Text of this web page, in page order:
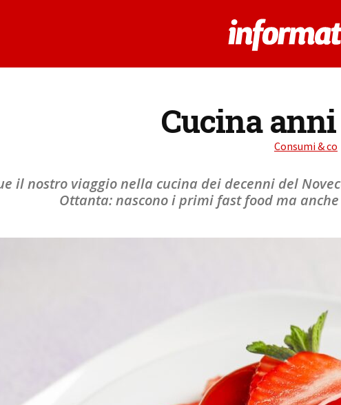
Cucina
Consumi & co
il nostro viaggio nella cucina dei decenni del
Ottanta: nascono i primi fast food ma